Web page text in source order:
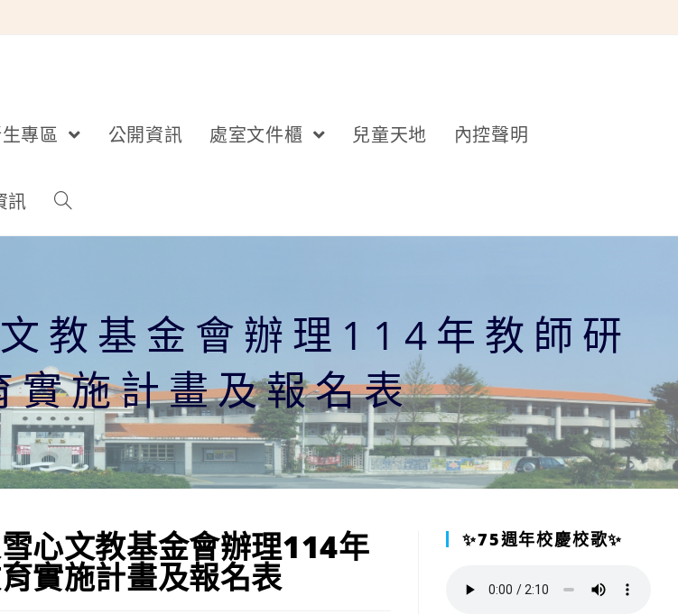
專區 公開資訊 處室文件櫃 兒童天地 內控聲明
訊
教基金會辦理114年教師研
實施計畫及報名表
雪心文教基金會辦理114年
實施計畫及報名表
✨75週年校慶校歌✨